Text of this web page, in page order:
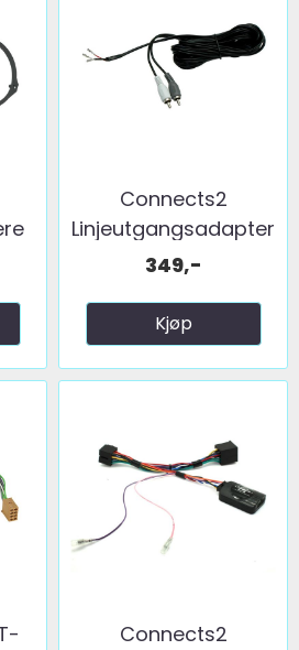
Connects2
Linjeutgangsadapter
...
349,-
Kjøp
Connects2